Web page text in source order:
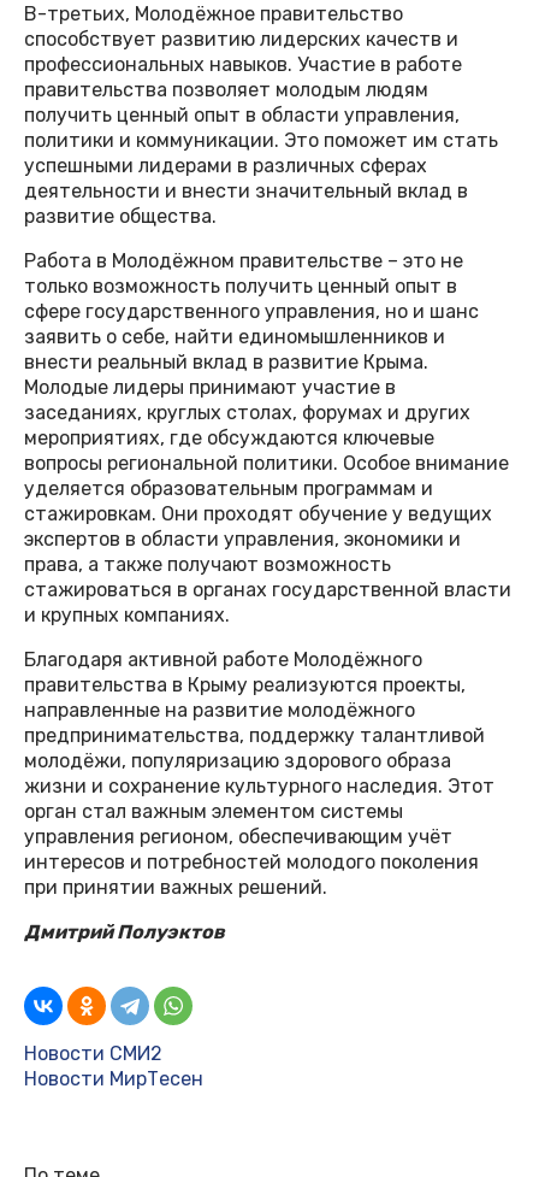
В-третьих, Молодёжное правительство
способствует развитию лидерских качеств и
профессиональных навыков. Участие в работе
правительства позволяет молодым людям
получить ценный опыт в области управления,
политики и коммуникации. Это поможет им стать
успешными лидерами в различных сферах
деятельности и внести значительный вклад в
развитие общества.
Работа в Молодёжном правительстве – это не
только возможность получить ценный опыт в
сфере государственного управления, но и шанс
заявить о себе, найти единомышленников и
внести реальный вклад в развитие Крыма.
Молодые лидеры принимают участие в
заседаниях, круглых столах, форумах и других
мероприятиях, где обсуждаются ключевые
вопросы региональной политики. Особое внимание
уделяется образовательным программам и
стажировкам. Они проходят обучение у ведущих
экспертов в области управления, экономики и
права, а также получают возможность
стажироваться в органах государственной власти
и крупных компаниях.
Благодаря активной работе Молодёжного
правительства в Крыму реализуются проекты,
направленные на развитие молодёжного
предпринимательства, поддержку талантливой
молодёжи, популяризацию здорового образа
жизни и сохранение культурного наследия. Этот
орган стал важным элементом системы
управления регионом, обеспечивающим учёт
интересов и потребностей молодого поколения
при принятии важных решений.
Дмитрий Полуэктов
Новости СМИ2
Новости МирТесен